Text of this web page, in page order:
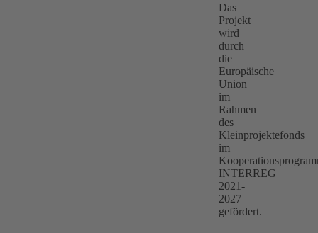
Das
Projekt
wird
durch
die
Europäische
Union
im
Rahmen
des
Kleinprojektefonds
im
INTERREG
2021-
2027
gefördert.